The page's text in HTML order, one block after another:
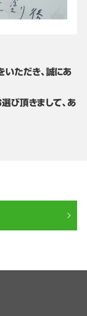
いただき、誠にあ
び頂きまして、あ